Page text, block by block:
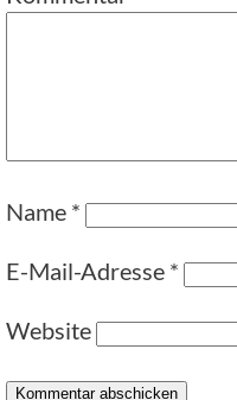
Name *
E-Mail-Adresse *
Website